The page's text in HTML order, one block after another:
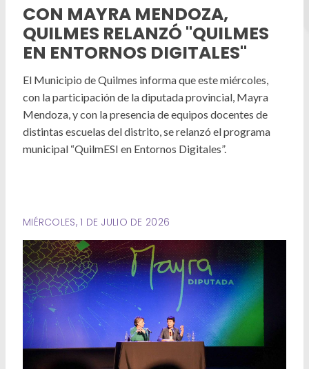
Puntos de interés
Mapa interactivo
Defensoria del Pueblo
GIRSU
Culturas
Deportes
Ambiente
Mujeres y Diversidades
Derechos Humanos
Empleo y Formación Laboral
Internacionales
Atención a la comunidad
Defensa del consumidor
CON MAYRA MENDOZA,
QUILMES RELANZÓ "QUILMES
EN ENTORNOS DIGITALES"
El Municipio de Quilmes informa que este miércoles,
con la participación de la diputada provincial, Mayra
Mendoza, y con la presencia de equipos docentes de
distintas escuelas del distrito, se relanzó el programa
municipal “QuilmESI en Entornos Digitales”.
MIÉRCOLES, 1 DE JULIO DE 2026